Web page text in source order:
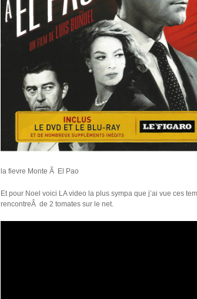
la fievre Monte Ã El Pao
Et pour Noel voici LA video la plus sympa que j’ai vue ces
rencontreÂ de 2 tomates sur le net.